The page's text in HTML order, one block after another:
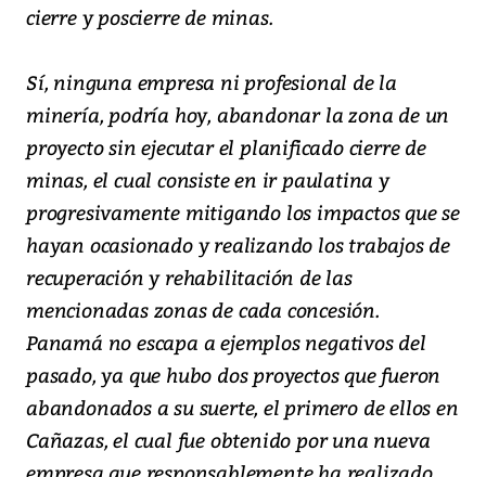
cierre y poscierre de minas.
Sí, ninguna empresa ni profesional de la
minería, podría hoy, abandonar la zona de un
proyecto sin ejecutar el planificado cierre de
minas, el cual consiste en ir paulatina y
progresivamente mitigando los impactos que se
hayan ocasionado y realizando los trabajos de
recuperación y rehabilitación de las
mencionadas zonas de cada concesión.
Panamá no escapa a ejemplos negativos del
pasado, ya que hubo dos proyectos que fueron
abandonados a su suerte, el primero de ellos en
Cañazas, el cual fue obtenido por una nueva